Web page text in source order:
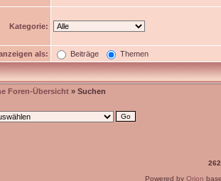
Kategorie:
als: Beiträge Themen
Foren-Übersicht » Suchen
Powered by Orion